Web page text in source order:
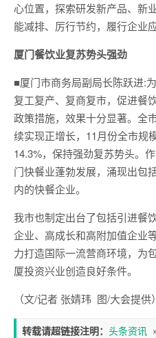
心位置，探索研发新产品、新
能减排、厉行节约，履行企业
厦门餐饮业复苏势头强劲
■厦门市商务局副局长陈跃进:
复工复产、复商复市，促进餐
政策措施，效果十分显著。全
续实现正增长，11月份全市规
14.3%，保持强劲复苏势头。
门快餐业蓬勃发展，涌现出包
内的快餐企业。
我市也制定出台了包括引进餐
企业、高成长和高附加值企业
力打造国际一流营商环境，为
厦投资兴业创造良好条件。
（文/记者 张婧玮 图/大会提供）
转载请超链接注明： 头条资讯